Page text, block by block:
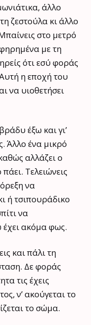
άλλο
ζεστούλα κι άλλο
στο μετρό
με τη
ότι εσύ φοράς
η εποχή του
να υιοθετήσει
έξω και γι’
Άλλο ένα μικρό
αλλάζει ο
Τελειώνεις
να
ή τσιπουράδικο
να
έχει ακόμα φως.
και πάλι τη
Δε φοράς
τις έχεις
ν’ ακούγεται το
το σώμα.